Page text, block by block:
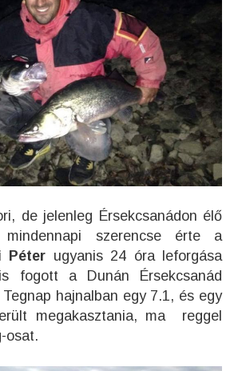
de jelenleg Érsekcsanádon élő
szerencse érte a
Péter ugyanis 24 óra leforgása
fogott a Dunán Érsekcsanád
hajnalban egy 7.1, és egy
megakasztania, ma reggel
osat.